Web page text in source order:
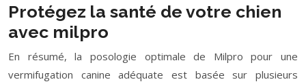
Protégez la santé de votre chien
avec milpro
En résumé, la posologie optimale de Milpro pour une
vermifugation canine adéquate est basée sur plusieurs